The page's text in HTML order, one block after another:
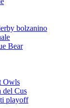
bolzanino
Bear
Owls
del Cus
playoff